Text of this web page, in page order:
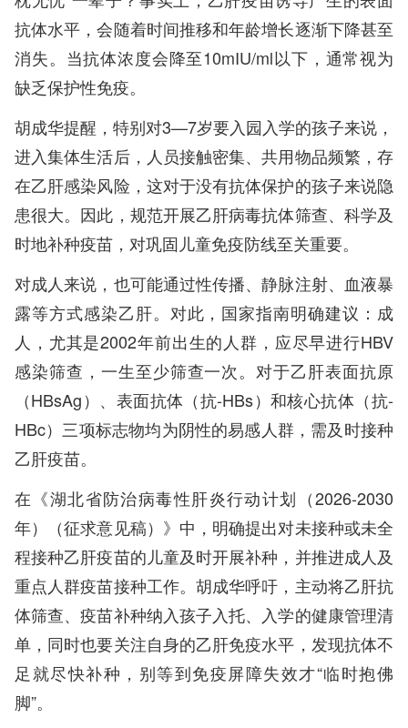
抗体水平，会随着时间推移和年龄增长逐渐下降甚至
消失。当抗体浓度会降至10mIU/ml以下，通常视为
缺乏保护性免疫。
胡成华提醒，特别对3—7岁要入园入学的孩子来说，
进入集体生活后，人员接触密集、共用物品频繁，存
在乙肝感染风险，这对于没有抗体保护的孩子来说隐
患很大。因此，规范开展乙肝病毒抗体筛查、科学及
时地补种疫苗，对巩固儿童免疫防线至关重要。
对成人来说，也可能通过性传播、静脉注射、血液暴
露等方式感染乙肝。对此，国家指南明确建议：成
人，尤其是2002年前出生的人群，应尽早进行HBV
感染筛查，一生至少筛查一次。对于乙肝表面抗原
（HBsAg）、表面抗体（抗-HBs）和核心抗体（抗-
HBc）三项标志物均为阴性的易感人群，需及时接种
乙肝疫苗。
在《湖北省防治病毒性肝炎行动计划（2026-2030
年）（征求意见稿）》中，明确提出对未接种或未全
程接种乙肝疫苗的儿童及时开展补种，并推进成人及
重点人群疫苗接种工作。胡成华呼吁，主动将乙肝抗
体筛查、疫苗补种纳入孩子入托、入学的健康管理清
单，同时也要关注自身的乙肝免疫水平，发现抗体不
足就尽快补种，别等到免疫屏障失效才“临时抱佛
脚”。